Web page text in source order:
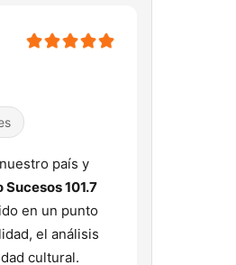
país y
Sucesos 101.7
en un punto
el análisis
cultural.